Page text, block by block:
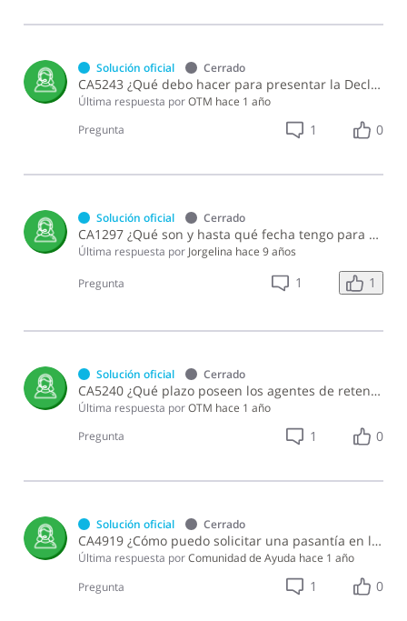
Solución oficial Cerrado
CA5243 ¿Qué debo hacer para presentar la Declaración Jurada de Juegos Telefónicos (DJT) a través de la Oficina Virtual?
Última respuesta porOTM hace 1 año
Pregunta
1 0
Solución oficial Cerrado
CA1297 ¿Qué son y hasta qué fecha tengo para presentar y pagar la Declaración del Impuesto a los Juegos Telefónicos?
Última respuesta por Jorgelina hace 9 años
Pregunta 1 1
Solución oficial Cerrado
CA5240 ¿Qué plazo poseen los agentes de retención designados en la Norma General 04-25 para incorporarse en la facturación electrónica?
Última respuesta porOTM hace 1 año
Pregunta
1 0
Solución oficial Cerrado
CA4919 ¿Cómo puedo solicitar una pasantía en la Dirección General de Impuestos Internos?
Última respuesta porComunidad de Ayuda hace 1 año
Pregunta
1 0